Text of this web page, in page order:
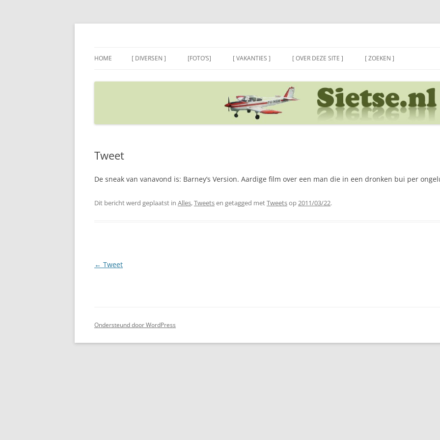
Ga
HOME [ DIVERSEN ] [FOTO’S] [ VAKANTIES ] [ OVER DEZE SITE ] [ ZOEKEN ]
Tweet
De sneak van vanavond is: Barney’s Version. Aardige film over een man die in een dronken bui per
Dit bericht werd geplaatst in Alles,Tweetsen getagged metTweetsop2011/03/22.
Berichtnavigatie
← Tweet
Ondersteund door WordPress